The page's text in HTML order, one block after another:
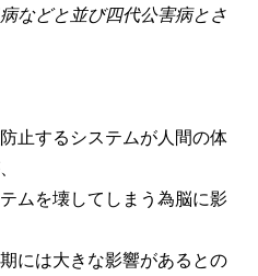
などと並び四代公害病とさ
止するシステムが人間の体
ムを壊してしまう為脳に影
には大きな影響があるとの